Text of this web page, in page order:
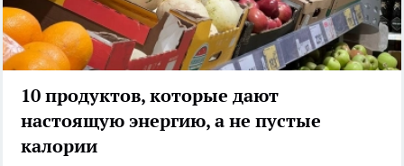
10 продуктов, которые дают
настоящую энергию, а не пустые
калории